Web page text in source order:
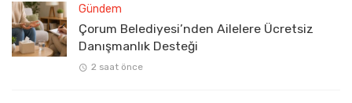
Gündem
Çorum Belediyesi’nden Ailelere Ücretsiz
Danışmanlık Desteği
2 saat önce